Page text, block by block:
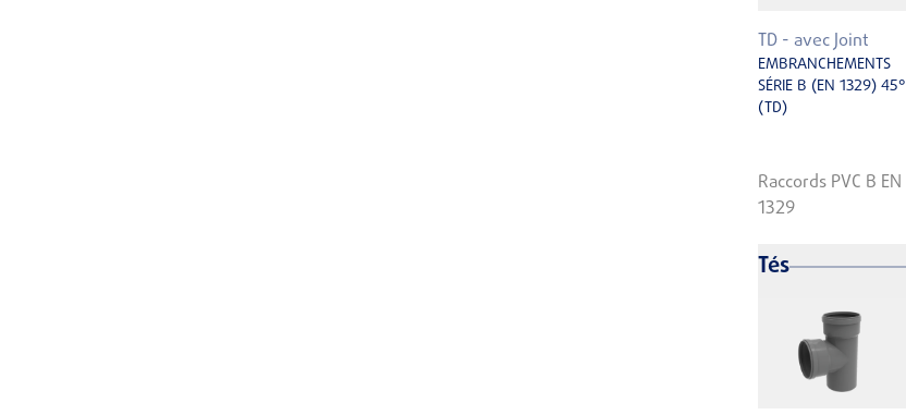
TD - avec Joint
EMBRANCHEMENTS
SÉRIE B (EN 1329) 45°
(TD)
Raccords PVC B EN
1329
Tés